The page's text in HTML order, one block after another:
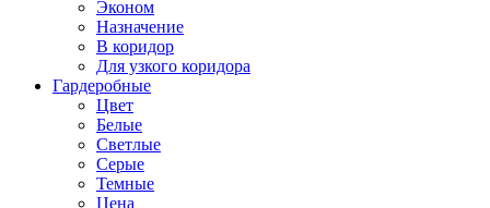
Эконом
Назначение
В коридор
Для узкого коридора
Гардеробные
Цвет
Белые
Светлые
Серые
Темные
Цена